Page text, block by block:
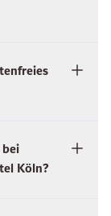
Köln?